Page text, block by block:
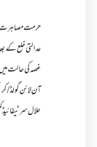
حرمت مصاہرت
عدالتی خلع کے
غصہ کی حالت
آن لائن گولڈ /
حلال سرٹیفائیڈ